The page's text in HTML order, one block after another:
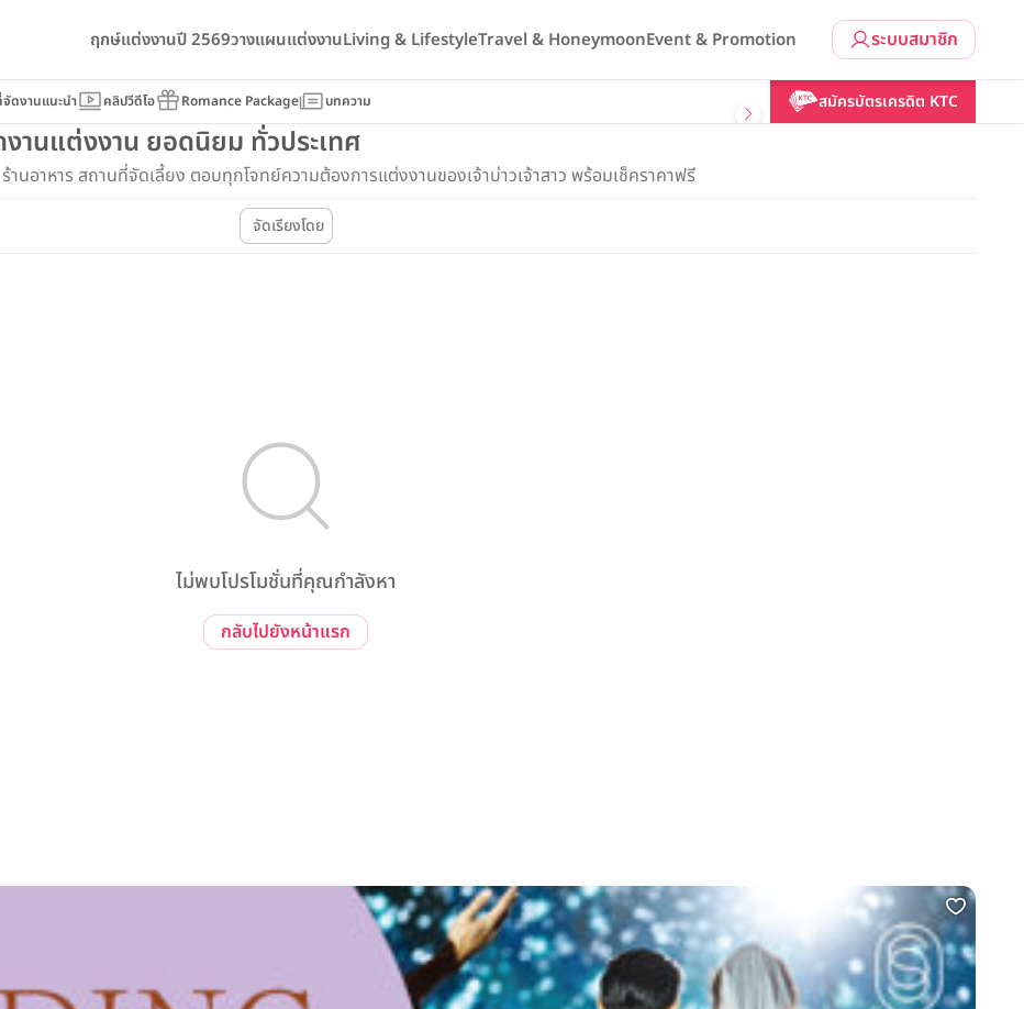
ระบบสมาชิก
ฤกษ์แต่งงานปี 2569วางแผนแต่งงานLiving & LifestyleTravel & HoneymoonEvent & Promotion
ดงานแนะนำ คลิปวีดีโอ Romance Package บทความ สมัครบัตรเครดิต KTC
านแต่งงาน ยอดนิยม ทั่วประเทศ
อาหาร สถานที่จัดเลี้ยง ตอบทุกโจทย์ความต้องการแต่งงานของเจ้าบ่าวเจ้าสาว พร้อมเช็คราคาฟรี
จัดเรียงโดย
ไม่พบโปรโมชั่นที่คุณกำลังหา
กลับไปยังหน้าแรก